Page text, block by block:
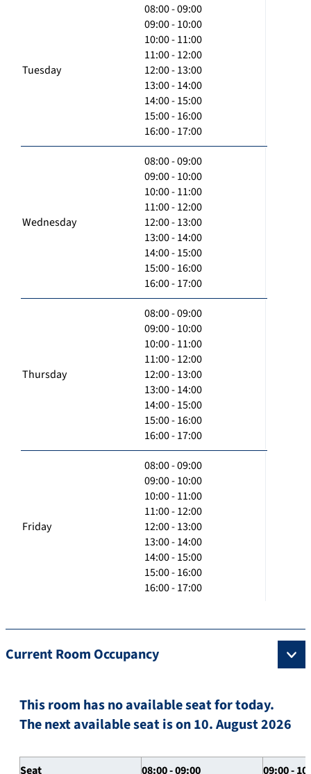
Tuesday
08:00 - 09:00
09:00 - 10:00
10:00 - 11:00
11:00 - 12:00
12:00 - 13:00
13:00 - 14:00
14:00 - 15:00
15:00 - 16:00
16:00 - 17:00
Wednesday
08:00 - 09:00
09:00 - 10:00
10:00 - 11:00
11:00 - 12:00
12:00 - 13:00
13:00 - 14:00
14:00 - 15:00
15:00 - 16:00
16:00 - 17:00
Thursday
08:00 - 09:00
09:00 - 10:00
10:00 - 11:00
11:00 - 12:00
12:00 - 13:00
13:00 - 14:00
14:00 - 15:00
15:00 - 16:00
16:00 - 17:00
Friday
08:00 - 09:00
09:00 - 10:00
10:00 - 11:00
11:00 - 12:00
12:00 - 13:00
13:00 - 14:00
14:00 - 15:00
15:00 - 16:00
16:00 - 17:00
Current Room Occupancy
This room has no available seat for today.
The next available seat is on 10. August 2026
Seat 08:00 - 09:00 09:00 -